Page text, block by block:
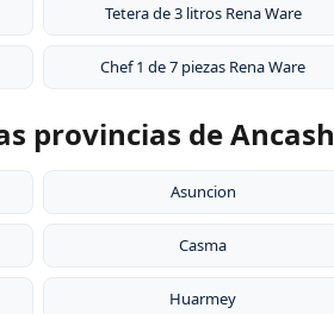
Tetera de 3 litros Rena Ware
Chef 1 de 7 piezas Rena Ware
provincias de Ancash
Asuncion
Casma
Huarmey